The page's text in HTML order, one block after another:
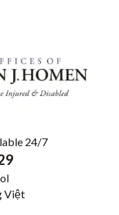
24/7
Việt